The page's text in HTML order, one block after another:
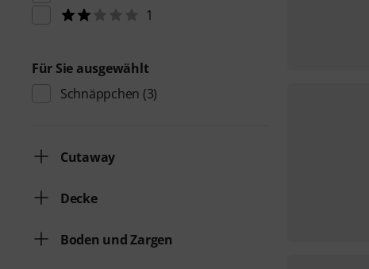
1
Für Sie ausgewählt
Schnäppchen (3)
Cutaway
Decke
Boden und Zargen